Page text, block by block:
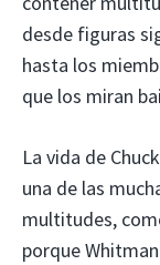
desde figuras
hasta los
que los miran
La vida de
una de las
multitudes,
porque